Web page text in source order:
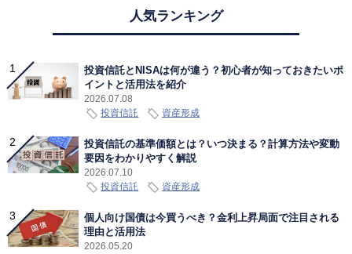
人気ランキング
投資信託とNISAは何が違う？初心者が知っておきたいポ
イントと活用法を紹介
2026.07.08
投資信託 資産形成
投資信託の基準価額とは？いつ決まる？計算方法や変動
要因をわかりやすく解説
2026.07.10
投資信託 資産形成
個人向け国債は今買うべき？金利上昇局面で注目される
理由と活用法
2026.05.20